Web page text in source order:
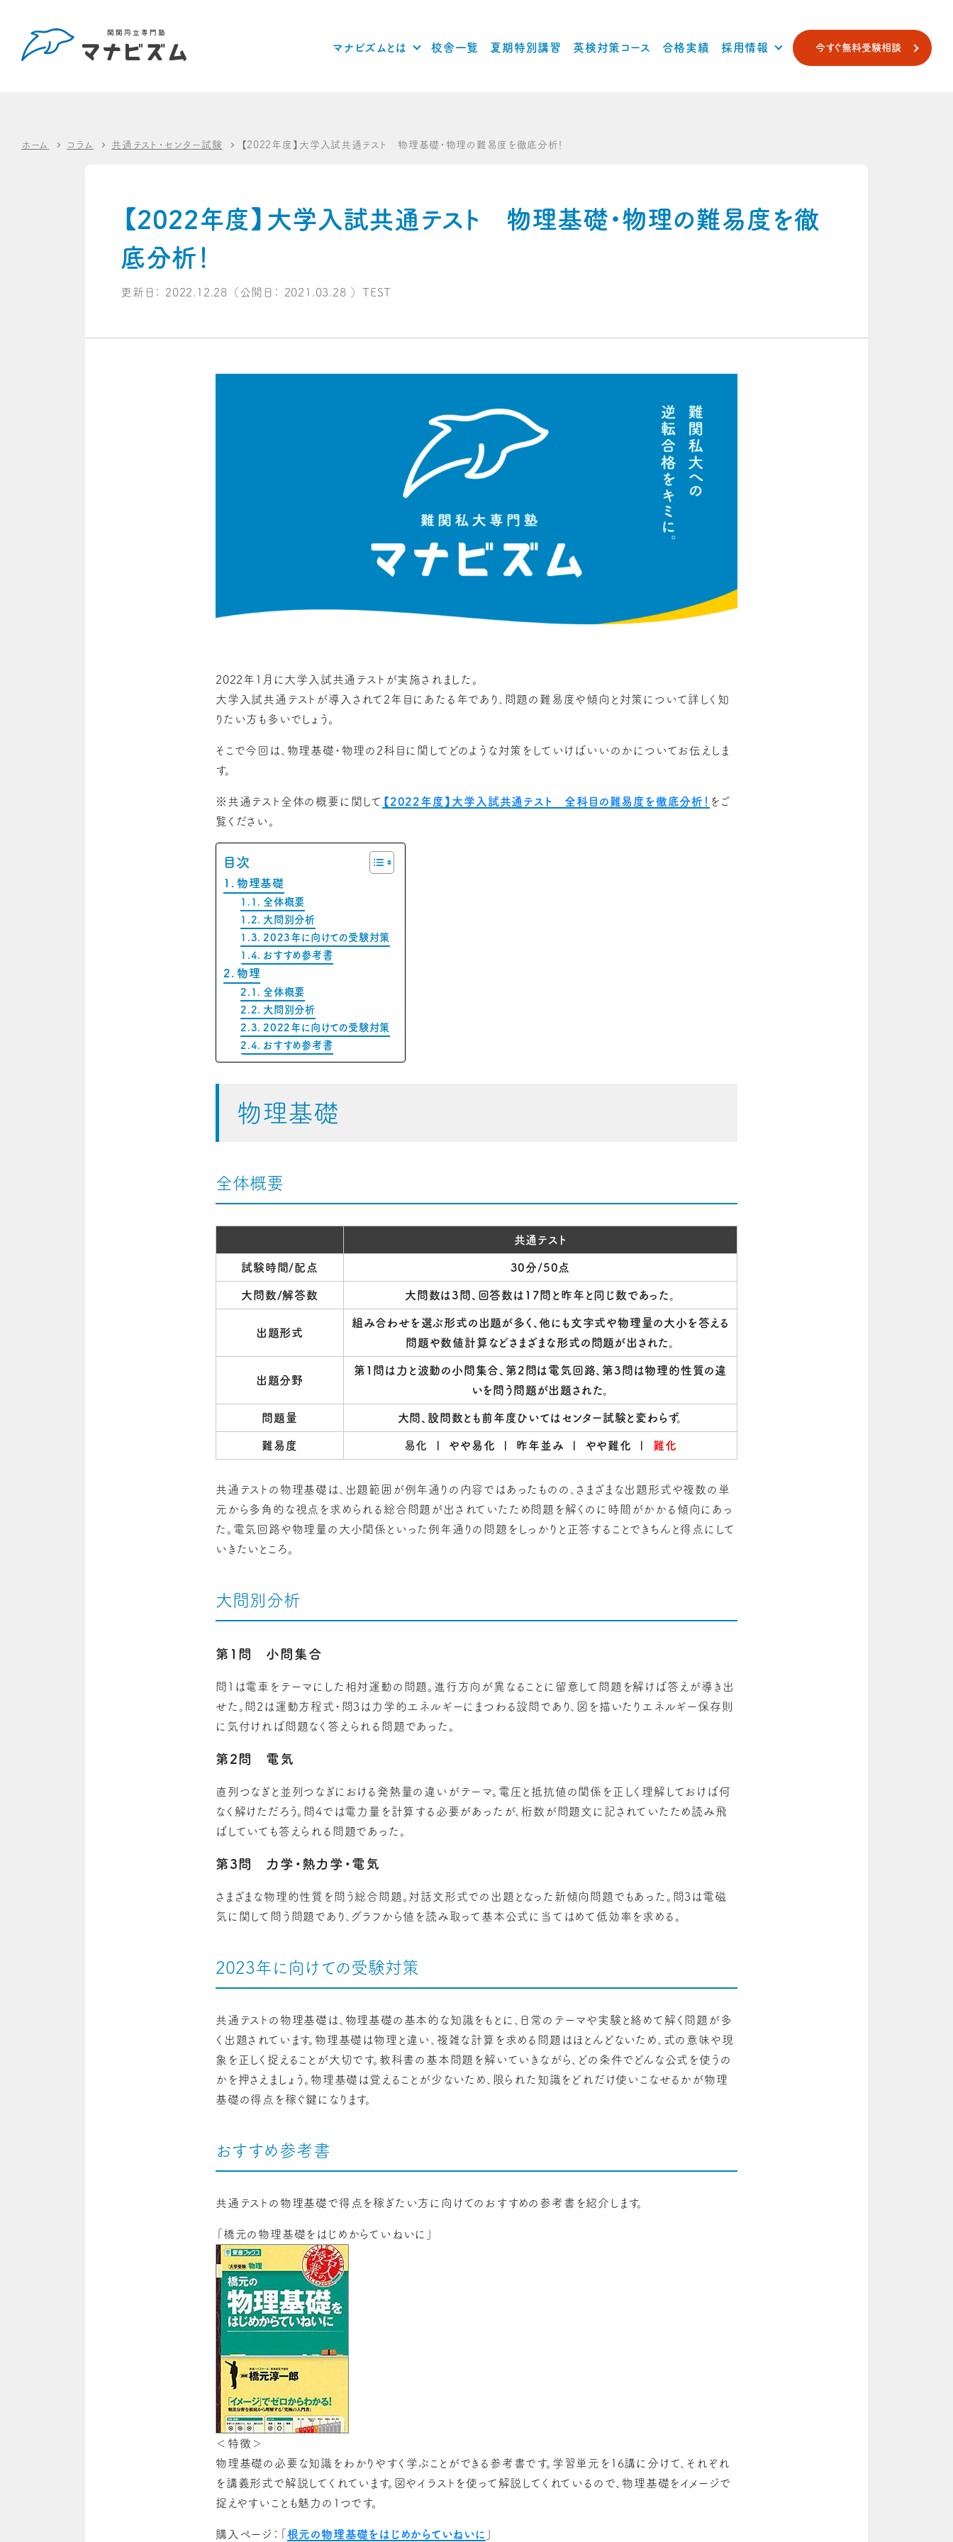
マナビズムとは 校舎一覧 夏期特別講習 英検対策コース 合格実績 採用情報 今すぐ無料受験相談
ホーム コラム 共通テスト・センター試験 【2022年度】大学入試共通テスト 物理基礎・物理の難易度を徹底分析！
【2022年度】大学入試共通テスト 物理基礎・物理の難易度を徹
底分析！
更新日： 2022.12.28 （公開日： 2021.03.28 ）TEST
2022年1月に大学入試共通テストが実施されました。
大学入試共通テストが導入されて2年目にあたる年であり、問題の難易度や傾向と対策について詳しく知
りたい方も多いでしょう。
そこで今回は、物理基礎・物理の2科目に関してどのような対策をしていけばいいのかについてお伝えしま
す。
※共通テスト全体の概要に関して 【2022年度】大学入試共通テスト 全科目の難易度を徹底分析！ をご
覧ください。
目次
物理基礎
全体概要
大問別分析
2023年に向けての受験対策
おすすめ参考書
物理
全体概要
大問別分析
2022年に向けての受験対策
おすすめ参考書
物理基礎
全体概要
共通テスト
試験時間/配点 30分/50点
大問数/解答数 大問数は3問、回答数は17問と昨年と同じ数であった。
出題形式
組み合わせを選ぶ形式の出題が多く、他にも文字式や物理量の大小を答える
問題や数値計算などさまざまな形式の問題が出された。
出題分野
第1問は力と波動の小問集合、第2問は電気回路、第3問は物理的性質の違
いを問う問題が出題された。
問題量 大問、設問数とも前年度ひいてはセンター試験と変わらず。
難易度 易化 | やや易化 | 昨年並み | やや難化 | 難化
共通テストの物理基礎は、出題範囲が例年通りの内容ではあったものの、さまざまな出題形式や複数の単
元から多角的な視点を求められる総合問題が出されていたため問題を解くのに時間がかかる傾向にあっ
た。電気回路や物理量の大小関係といった例年通りの問題をしっかりと正答することできちんと得点にして
いきたいところ。
大問別分析
第1問 小問集合
問1は電車をテーマにした相対運動の問題。進行方向が異なることに留意して問題を解けば答えが導き出
せた。問2は運動方程式・問3は力学的エネルギーにまつわる設問であり、図を描いたりエネルギー保存則
に気付ければ問題なく答えられる問題であった。
第2問 電気
直列つなぎと並列つなぎにおける発熱量の違いがテーマ。電圧と抵抗値の関係を正しく理解しておけば何
なく解けただろう。問4では電力量を計算する必要があったが、桁数が問題文に記されていたため読み飛
ばしていても答えられる問題であった。
第3問 力学・熱力学・電気
さまざまな物理的性質を問う総合問題。対話文形式での出題となった新傾向問題でもあった。問3は電磁
気に関して 問う問題であり、グラフから値を読み取って基本公式に当てはめて低効率を求める。
2023年に向けての受験対策
共通テストの物理基礎は、物理基礎の基本的な知識をもとに、日常のテーマや実験と絡めて解く問題が多
く出題されています。物理基礎は物理と違い、複雑な計算を求める問題はほとんどないため、式の意味や現
象を正しく捉えることが大切です。教科書の基本問題を解いていきながら、どの条件でどんな公式を使うの
かを押さえましょう。物理基礎は覚えることが少ないため、限られた知識をどれだけ使いこなせるかが物理
基礎の得点を稼ぐ鍵になります。
おすすめ参考書
共通テストの物理基礎で得点を稼ぎたい方に向けてのおすすめの参考書を紹介します。
「橋元の物理基礎をはじめからていねいに」
＜特徴＞
物理基礎の必要な知識をわかりやすく学ぶことができる参考書です。学習単元を16講に分けて、それぞれ
を講義形式で解説してくれています。図やイラストを使って解説してくれているので、物理基礎をイメージで
捉えやすいことも魅力の1つです。
購入ページ：「 根元の物理基礎をはじめからていねいに